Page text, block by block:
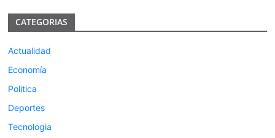
CATEGORIAS
Actualidad
Economía
Politica
Deportes
Tecnologia